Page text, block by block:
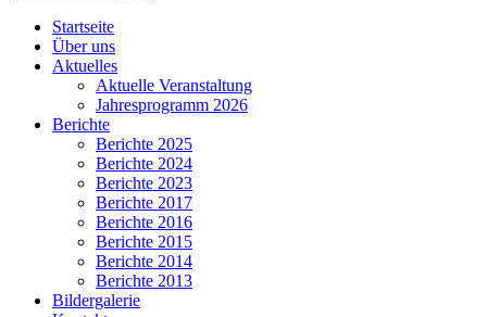
Startseite
Über uns
Aktuelles
Aktuelle Veranstaltung
Jahresprogramm 2026
Berichte
Berichte 2025
Berichte 2024
Berichte 2023
Berichte 2017
Berichte 2016
Berichte 2015
Berichte 2014
Berichte 2013
Bildergalerie